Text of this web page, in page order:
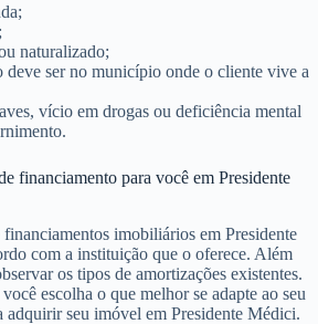
naturalizado;
ser no município onde o cliente vive a
vício em drogas ou deficiência mental
financiamento para você em Presidente
imobiliários em Presidente
com a instituição que o oferece. Além
os tipos de amortizações existentes.
escolha o que melhor se adapte ao seu
adquirir seu imóvel em Presidente Médici.